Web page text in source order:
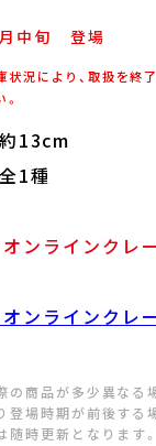
月 中旬 登場
況により、取扱を終
約13cm
全1種
ンラインクレ
ンラインクレ
の商品が多少異なる
登場時期が前後する
随時更新となります。